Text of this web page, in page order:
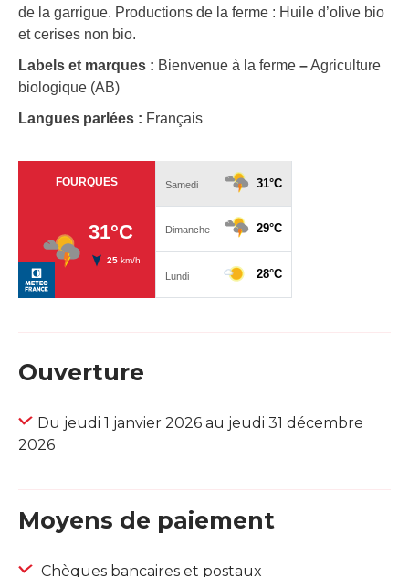
de la garrigue. Productions de la ferme : Huile d’olive bio
et cerises non bio.
Labels et marques : Bienvenue à la ferme –Agriculture
biologique (AB)
Langues parlées : Français
Ouverture
Du jeudi 1 janvier 2026 au jeudi 31 décembre
2026
Moyens de paiement
Chèques bancaires et postaux